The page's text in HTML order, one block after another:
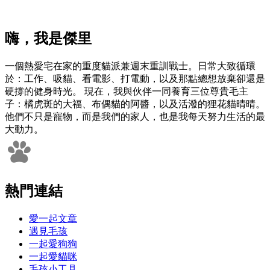
嗨，我是傑里
一個熱愛宅在家的重度貓派兼週末重訓戰士。日常大致循環
於：工作、吸貓、看電影、打電動，以及那點總想放棄卻還是
硬撐的健身時光。 現在，我與伙伴一同養育三位尊貴毛主
子：橘虎斑的大福、布偶貓的阿醬，以及活潑的狸花貓晴晴。
他們不只是寵物，而是我們的家人，也是我每天努力生活的最
大動力。
熱門連結
愛一起文章
遇見毛孩
一起愛狗狗
一起愛貓咪